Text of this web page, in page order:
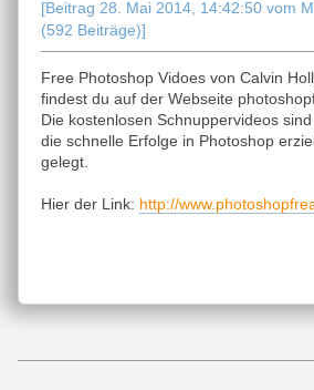
[Beitrag 28. Mai 2014, 14:42:50 vom
(592 Beiträge)]
Free Photoshop Vidoes von Calvin
findest du auf der Webseite
Die kostenlosen Schnuppervideos
die schnelle Erfolge in Photoshop
gelegt.
Hier der Link: http://